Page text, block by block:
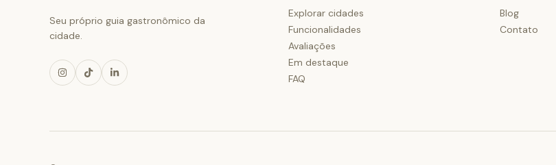
Seu próprio guia gastronômico da
cidade.
Explorar cidades
Funcionalidades
Avaliações
Em destaque
FAQ
Blog
Contato